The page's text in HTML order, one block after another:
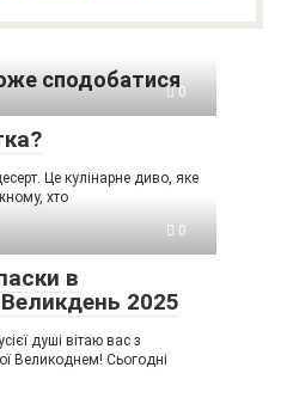
сподобатися0
Це кулінарне диво, яке
хто
0
в
2025
душі вітаю вас з
Великоднем! Сьогодні